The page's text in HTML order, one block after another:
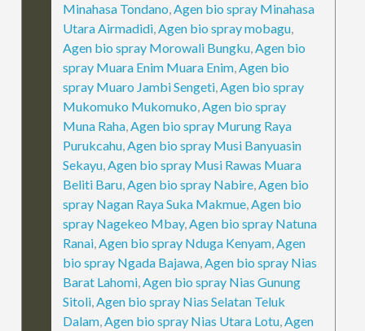
Minahasa Tondano,Agen bio spray Minahasa
Utara Airmadidi,Agen bio spray mobagu,
Agen bio spray Morowali Bungku,Agen bio
spray Muara Enim Muara Enim,Agen bio
spray Muaro Jambi Sengeti,Agen bio spray
Mukomuko Mukomuko,Agen bio spray
Muna Raha,Agen bio spray Murung Raya
Purukcahu,Agen bio spray Musi Banyuasin
Sekayu,Agen bio spray Musi Rawas Muara
Beliti Baru,Agen bio spray Nabire,Agen bio
spray Nagan Raya Suka Makmue,Agen bio
spray Nagekeo Mbay,Agen bio spray Natuna
Ranai,Agen bio spray Nduga Kenyam,Agen
bio spray Ngada Bajawa,Agen bio spray Nias
Barat Lahomi,Agen bio spray Nias Gunung
Sitoli,Agen bio spray Nias Selatan Teluk
Dalam,Agen bio spray Nias Utara Lotu,Agen